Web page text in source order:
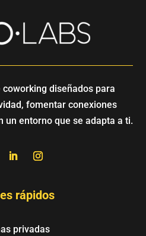
coworking diseñados para
fomentar conexiones
un entorno que se adapta a ti.
rápidos
privadas